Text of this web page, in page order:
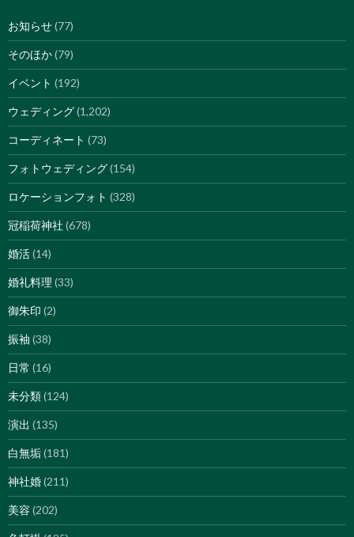
お知らせ(77)
そのほか(79)
イベント (192)
ウェディング(1,202)
コーディネート (73)
フォトウェディング(154)
ロケーションフォト (328)
冠稲荷神社 (678)
婚活(14)
婚礼料理 (33)
御朱印 (2)
振袖 (38)
日常 (16)
未分類(124)
演出 (135)
白無垢(181)
神社婚(211)
美容 (202)